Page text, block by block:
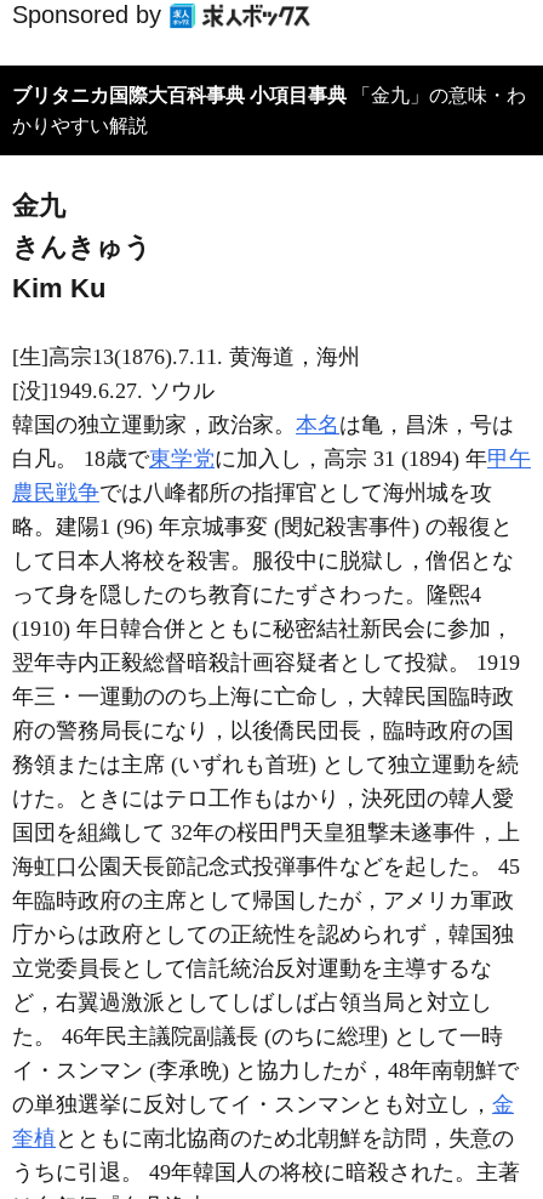
Sponsored by
ブリタニカ国際大百科事典 小項目事典
かりやすい解説
金九
きんきゅう
Kim Ku
[生]高宗13(1876).7.11. 黄海道，海州
[没]1949.6.27. ソウル
韓国の独立運動家，政治家。 本名 は亀，昌洙，号は
白凡。 18歳で東学党に加入し，高宗 31 (1894) 年甲午
農民戦争では八峰都所の指揮官として海州城を攻
略。建陽1 (96) 年京城事変 (閔妃殺害事件) の報復と
して日本人将校を殺害。服役中に脱獄し，僧侶とな
って身を隠したのち教育にたずさわった。隆煕4
(1910) 年日韓合併とともに秘密結社新民会に参加，
翌年寺内正毅総督暗殺計画容疑者として投獄。 1919
年三・一運動ののち上海に亡命し，大韓民国臨時政
府の警務局長になり，以後僑民団長，臨時政府の国
務領または主席 (いずれも首班) として独立運動を続
けた。ときにはテロ工作もはかり，決死団の韓人愛
国団を組織して 32年の桜田門天皇狙撃未遂事件，上
海虹口公園天長節記念式投弾事件などを起した。 45
年臨時政府の主席として帰国したが，アメリカ軍政
庁からは政府としての正統性を認められず，韓国独
立党委員長として信託統治反対運動を主導するな
ど，右翼過激派としてしばしば占領当局と対立し
た。 46年民主議院副議長 (のちに総理) として一時
イ・スンマン (李承晩) と協力したが，48年南朝鮮で
の単独選挙に反対してイ・スンマンとも対立し， 金
奎植 とともに南北協商のため北朝鮮を訪問，失意の
うちに引退。 49年韓国人の将校に暗殺された。主著